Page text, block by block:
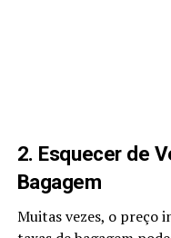
2. Esquecer de
Bagagem
Muitas vezes, o preço